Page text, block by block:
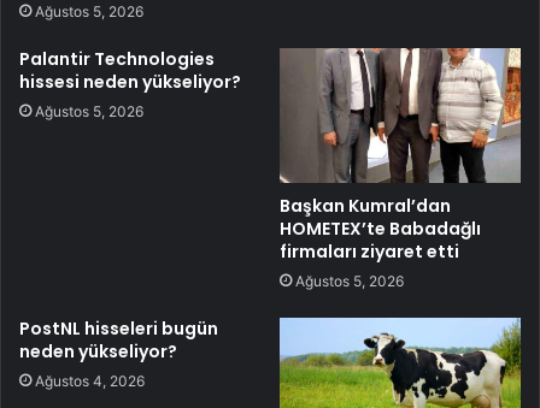
Ağustos 5, 2026
Palantir Technologies
hissesi neden yükseliyor?
Ağustos 5, 2026
Başkan Kumral’dan
HOMETEX’te Babadağlı
firmaları ziyaret etti
Ağustos 5, 2026
PostNL hisseleri bugün
neden yükseliyor?
Ağustos 4, 2026